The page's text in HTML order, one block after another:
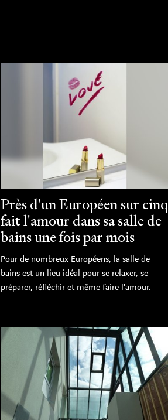
Près d'un Européen sur cinq
fait l'amour dans sa salle de
bains une fois par mois
Pour de nombreux Européens, la salle de
bains est un lieu idéal pour se relaxer, se
préparer, réfléchir et même faire l'amour.